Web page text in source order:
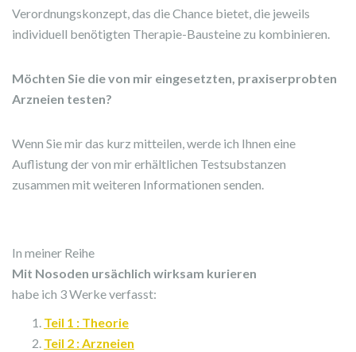
Verordnungskonzept, das die Chance bietet, die jeweils
individuell benötigten Therapie-Bausteine zu kombinieren.
Möchten Sie die von mir eingesetzten, praxiserprobten
Arzneien testen?
Wenn Sie mir das kurz mitteilen, werde ich Ihnen eine
Auflistung der von mir erhältlichen Testsubstanzen
zusammen mit weiteren Informationen senden.
In meiner Reihe
Mit Nosoden ursächlich wirksam kurieren
habe ich 3 Werke verfasst:
Teil 1 : Theorie
Teil 2 : Arzneien